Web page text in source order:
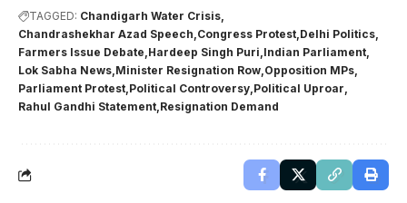
TAGGED: Chandigarh Water Crisis
Chandrashekhar Azad Speech Congress Protest Delhi Politics
Farmers Issue Debate Hardeep Singh Puri Indian Parliament
Lok Sabha News Minister Resignation Row Opposition MPs
Parliament Protest Political Controversy Political Uproar
Rahul Gandhi Statement Resignation Demand